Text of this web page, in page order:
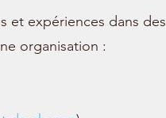
et expériences dans des
organisation :